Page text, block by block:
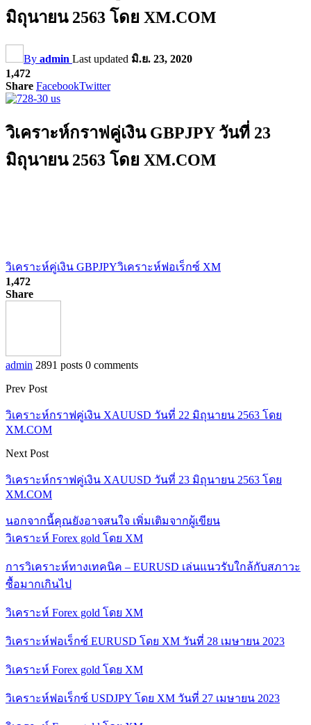
มิถุนายน 2563 โดย XM.COM
By admin Last updated มิ.ย. 23, 2020
1,472
Share FacebookTwitter
วิเคราะห์กราฟคู่เงิน GBPJPY วันที่ 23
มิถุนายน 2563 โดย XM.COM
วิเคราะห์คู่เงิน GBPJPYวิเคราะห์ฟอเร็กซ์ XM
1,472
Share
admin 2891 posts 0 comments
Prev Post
วิเคราะห์กราฟคู่เงิน XAUUSD วันที่ 22 มิถุนายน 2563 โดย
XM.COM
Next Post
วิเคราะห์กราฟคู่เงิน XAUUSD วันที่ 23 มิถุนายน 2563 โดย
XM.COM
นอกจากนี้คุณยังอาจสนใจ เพิ่มเติมจากผู้เขียน
วิเคราะห์ Forex gold โดย XM
การวิเคราะห์ทางเทคนิค – EURUSD เล่นแนวรับใกล้กับสภาวะ
ซื้อมากเกินไป
วิเคราะห์ Forex gold โดย XM
วิเคราะห์ฟอเร็กซ์ EURUSD โดย XM วันที่ 28 เมษายน 2023
วิเคราะห์ Forex gold โดย XM
วิเคราะห์ฟอเร็กซ์ USDJPY โดย XM วันที่ 27 เมษายน 2023